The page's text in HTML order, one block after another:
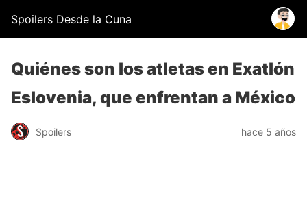
Spoilers Desde la Cuna
Quiénes son los atletas en Exatlón
Eslovenia, que enfrentan a México
Spoilers hace 5 años